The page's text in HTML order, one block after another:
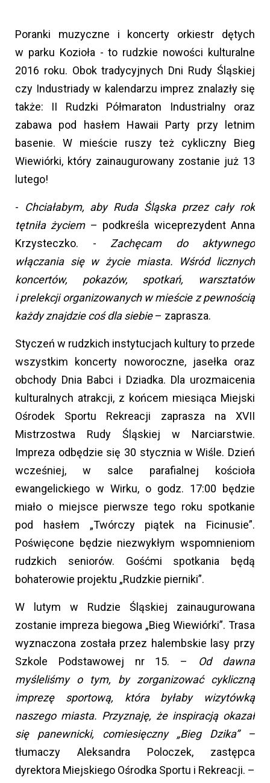
Poranki muzyczne i koncerty orkiestr dętych
w parku Kozioła - to rudzkie nowości kulturalne
2016 roku. Obok tradycyjnych Dni Rudy Śląskiej
czy Industriady w kalendarzu imprez znalazły się
także: II Rudzki Półmaraton Industrialny oraz
zabawa pod hasłem Hawaii Party przy letnim
basenie. W mieście ruszy też cykliczny Bieg
Wiewiórki, który zainaugurowany zostanie już 13
lutego!
-
Chciałabym, aby Ruda Śląska przez cały rok
tętniła życiem – podkreśla wiceprezydent Anna
Krzysteczko. - Zachęcam do aktywnego
włączania się w życie miasta. Wśród licznych
koncertów, pokazów, spotkań, warsztatów
i prelekcji organizowanych w mieście z pewnością
każdy znajdzie coś dla siebie– zaprasza.
Styczeń w rudzkich instytucjach kultury to przede
wszystkim koncerty noworoczne, jasełka oraz
obchody Dnia Babci i Dziadka. Dla urozmaicenia
kulturalnych atrakcji, z końcem miesiąca Miejski
Ośrodek Sportu Rekreacji zaprasza na XVII
Mistrzostwa Rudy Śląskiej w Narciarstwie.
Impreza odbędzie się 30 stycznia w Wiśle. Dzień
wcześniej, w salce parafialnej kościoła
ewangelickiego w Wirku, o godz. 17:00 będzie
miało o miejsce pierwsze tego roku spotkanie
pod hasłem „Twórczy piątek na Ficinusie”.
Poświęcone będzie niezwykłym wspomnieniom
rudzkich seniorów. Gośćmi spotkania będą
bohaterowie projektu „Rudzkie pierniki”.
W lutym w Rudzie Śląskiej zainaugurowana
zostanie impreza biegowa „Bieg Wiewiórki”. Trasa
wyznaczona została przez halembskie lasy przy
Szkole Podstawowej nr 15. – Od dawna
myśleliśmy o tym, by zorganizować cykliczną
imprezę sportową, która byłaby wizytówką
naszego miasta. Przyznaję, że inspiracją okazał
się panewnicki, comiesięczny „Bieg Dzika” –
tłumaczy Aleksandra Poloczek, zastępca
dyrektora Miejskiego Ośrodka Sportu i Rekreacji. –